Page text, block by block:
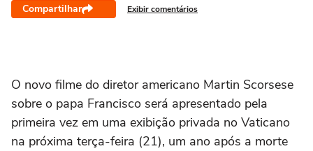
Compartilhar Exibir comentários
O novo filme do diretor americano Martin Scorsese
sobre o papa Francisco será apresentado pela
primeira vez em uma exibição privada no Vaticano
na próxima terça-feira (21), um ano após a morte